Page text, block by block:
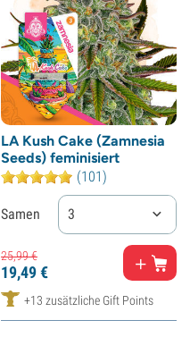
LA Kush Cake (Zamnesia
Seeds) feminisiert
(101)
Samen 3
25,99€
19,49€
+13 zusätzliche Gift Points